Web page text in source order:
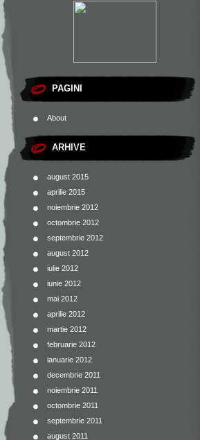
PAGINI
About
ARHIVE
august 2015
aprilie 2015
noiembrie 2012
octombrie 2012
septembrie 2012
august 2012
iulie 2012
iunie 2012
mai 2012
aprilie 2012
martie 2012
februarie 2012
ianuarie 2012
decembrie 2011
noiembrie 2011
octombrie 2011
septembrie 2011
august 2011